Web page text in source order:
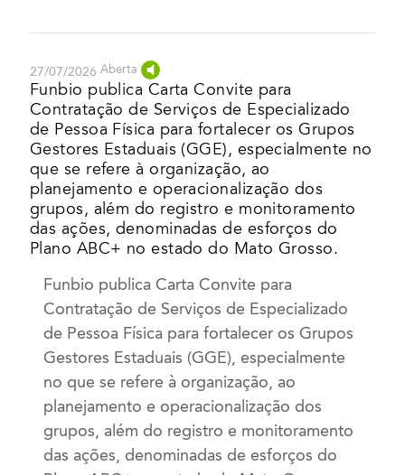
27/07/2026 Aberta
Funbio publica Carta Convite para
Contratação de Serviços de Especializado
de Pessoa Física para fortalecer os Grupos
Gestores Estaduais (GGE), especialmente no
que se refere à organização, ao
planejamento e operacionalização dos
grupos, além do registro e monitoramento
das ações, denominadas de esforços do
Plano ABC+ no estado do Mato Grosso.
Funbio publica Carta Convite para
Contratação de Serviços de Especializado
de Pessoa Física para fortalecer os Grupos
Gestores Estaduais (GGE), especialmente
no que se refere à organização, ao
planejamento e operacionalização dos
grupos, além do registro e monitoramento
das ações, denominadas de esforços do